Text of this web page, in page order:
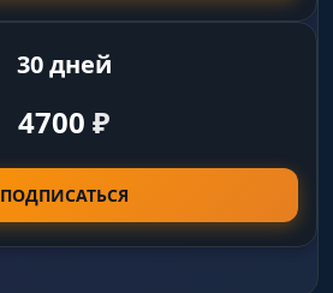
30 дней
4700 ₽
ПОДПИСАТЬСЯ